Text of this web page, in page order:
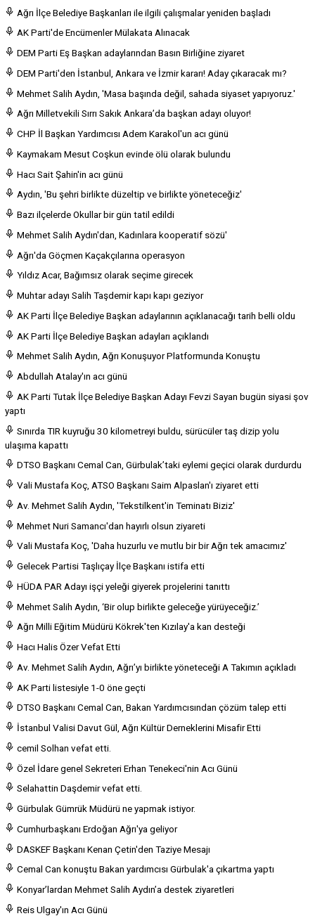
Ağrı İlçe Belediye Başkanları ile ilgili çalışmalar yeniden başladı
AK Parti'de Encümenler Mülakata Alınacak
DEM Parti Eş Başkan adaylarından Basın Birliğine ziyaret
DEM Parti'den İstanbul, Ankara ve İzmir kararı! Aday çıkaracak mı?
Mehmet Salih Aydın, 'Masa başında değil, sahada siyaset yapıyoruz.'
Ağrı Milletvekili Sırrı Sakık Ankara’da başkan adayı oluyor!
CHP İl Başkan Yardımcısı Adem Karakol'un acı günü
Kaymakam Mesut Coşkun evinde ölü olarak bulundu
Hacı Sait Şahin'in acı günü
Aydın, 'Bu şehri birlikte düzeltip ve birlikte yöneteceğiz'
Bazı ilçelerde Okullar bir gün tatil edildi
Mehmet Salih Aydın'dan, Kadınlara kooperatif sözü'
Ağrı'da Göçmen Kaçakçılarına operasyon
Yıldız Acar, Bağımsız olarak seçime girecek
Muhtar adayı Salih Taşdemir kapı kapı geziyor
AK Parti İlçe Belediye Başkan adaylarının açıklanacağı tarih belli oldu
AK Parti İlçe Belediye Başkan adayları açıklandı
Mehmet Salih Aydın, Ağrı Konuşuyor Platformunda Konuştu
Abdullah Atalay'ın acı günü
AK Parti Tutak İlçe Belediye Başkan Adayı Fevzi Sayan bugün siyasi şov
yaptı
Sınırda TIR kuyruğu 30 kilometreyi buldu, sürücüler taş dizip yolu
ulaşıma kapattı
DTSO Başkanı Cemal Can, Gürbulak’taki eylemi geçici olarak durdurdu
Vali Mustafa Koç, ATSO Başkanı Saim Alpaslan'ı ziyaret etti
Av. Mehmet Salih Aydın, 'Tekstilkent'in Teminatı Biziz'
Mehmet Nuri Samancı'dan hayırlı olsun ziyareti
Vali Mustafa Koç, 'Daha huzurlu ve mutlu bir bir Ağrı tek amacımız'
Gelecek Partisi Taşlıçay İlçe Başkanı istifa etti
HÜDA PAR Adayı işçi yeleği giyerek projelerini tanıttı
Mehmet Salih Aydın, ‘Bir olup birlikte geleceğe yürüyeceğiz.’
Ağrı Milli Eğitim Müdürü Kökrek'ten Kızılay'a kan desteği
Hacı Halis Özer Vefat Etti
Av. Mehmet Salih Aydın, Ağrı’yı birlikte yöneteceği A Takımın açıkladı
AK Parti listesiyle 1-0 öne geçti
DTSO Başkanı Cemal Can, Bakan Yardımcısından çözüm talep etti
İstanbul Valisi Davut Gül, Ağrı Kültür Derneklerini Misafir Etti
cemil Solhan vefat etti.
Özel İdare genel Sekreteri Erhan Tenekeci'nin Acı Günü
Selahattin Daşdemir vefat etti.
Gürbulak Gümrük Müdürü ne yapmak istiyor.
Cumhurbaşkanı Erdoğan Ağrı'ya geliyor
DASKEF Başkanı Kenan Çetin'den Taziye Mesajı
Cemal Can konuştu Bakan yardımcısı Gürbulak'a çıkartma yaptı
Konyar’lardan Mehmet Salih Aydın’a destek ziyaretleri
Reis Ulgay'ın Acı Günü